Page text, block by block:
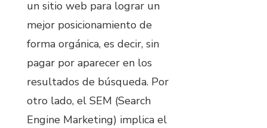
un sitio web para lograr un
mejor posicionamiento de
forma orgánica, es decir, sin
pagar por aparecer en los
resultados de búsqueda. Por
otro lado, el SEM (Search
Engine Marketing) implica el